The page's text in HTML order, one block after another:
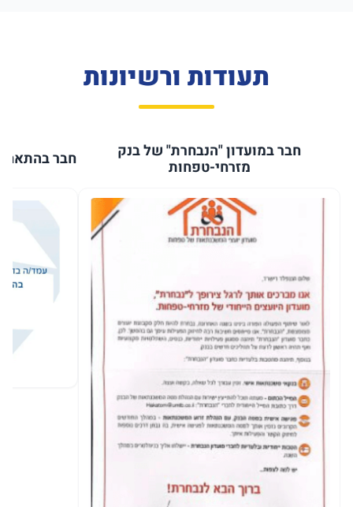
תעודות ורשיונות
חבר במועדון "הנבחרת" של בנק
מזרחי-טפחות חבר